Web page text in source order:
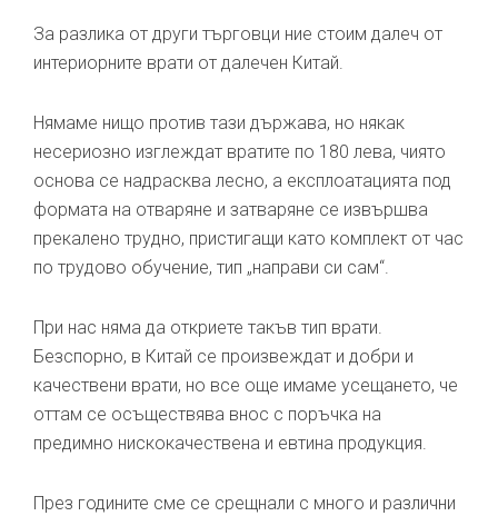
За разлика от други търговци ние стоим далеч от
интериорните врати от далечен Китай.
Нямаме нищо против тази държава, но някак
несериозно изглеждат вратите по 180 лева, чиято
основа се надрасква лесно, а експлоатацията под
формата на отваряне и затваряне се извършва
прекалено трудно, пристигащи като комплект от час
по трудово обучение, тип „направи си сам“.
При нас няма да откриете такъв тип врати.
Безспорно, в Китай се произвеждат и добри и
качествени врати, но все още имаме усещането, че
оттам се осъществява внос с поръчка на
предимно нискокачествена и евтина продукция.
През годините сме се срещнали с много и различни